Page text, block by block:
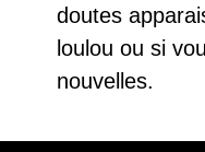
doutes
loulou ou si
nouvelles.